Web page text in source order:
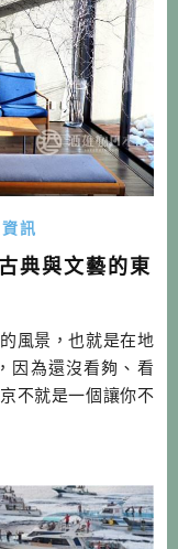
訊
典與文藝的東
風景，也就是在地
因為還沒看夠、看
不就是一個讓你不
劉作家更有資格說
京天然色>檔案 書